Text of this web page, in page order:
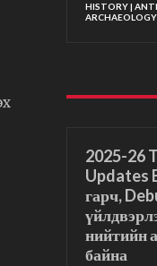
HISTORY |
ARCHAEOLOGY
2025-26
Updates
гарч,
нийтийн
байна